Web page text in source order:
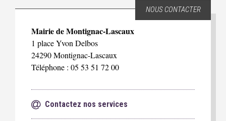
NOUS CONTACTER
Mairie de Montignac-Lascaux
1 place Yvon Delbos
24290 Montignac-Lascaux
Téléphone : 05 53 51 72 00
Contactez nos services